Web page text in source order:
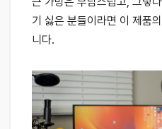
기 싫은 분들이라면 이 제품
니다.